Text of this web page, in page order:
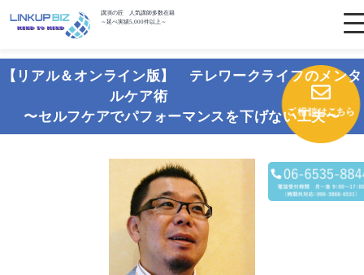
講演の匠 人気講師多数在籍
～延べ実績5,000件以上～
【リアル＆オンライン版】 テレワークライフのメンタ
ルケア術
〜セルフケアでパフォーマンスを下げない工夫〜